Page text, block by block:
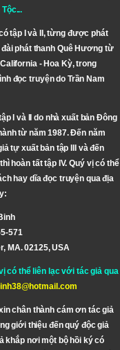
Tộc...
tập I và II, từng được phát
phát thanh Quê Hương từ
- Hoa Kỳ, trong
đọc truyện do Trần Nam
I và II do nhà xuất bản Đông
từ năm 1987. Đến năm
tự xuất bản tập III và đến
hoàn tất tập IV. Quý vị có thể
hay dĩa đọc truyện qua địa
571
MA. 02125, USA
có thể liên lạc với tác giả qua
chân thành cám ơn tác giả
giới thiệu đến quý độc giả
khắp nơi một bộ hồi ký có